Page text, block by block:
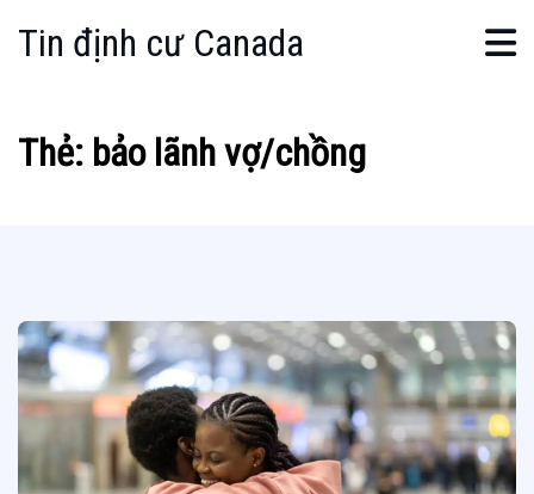
Tin định cư Canada
Thẻ: bảo lãnh vợ/chồng